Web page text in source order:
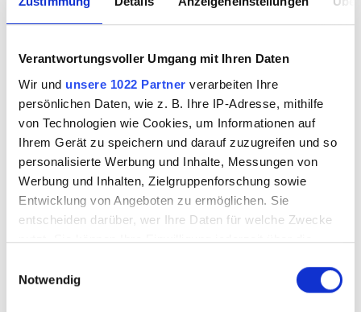
Verantwortungsvoller Umgang mit Ihren Daten
Wir und unsere 1022 Partner verarbeiten Ihre
persönlichen Daten, wie z. B. Ihre IP-Adresse, mithilfe
von Technologien wie Cookies, um Informationen auf
Ihrem Gerät zu speichern und darauf zuzugreifen und so
personalisierte Werbung und Inhalte, Messungen von
Werbung und Inhalten, Zielgruppenforschung sowie
Entwicklung von Angeboten zu ermöglichen. Sie
entscheiden darüber, wer Ihre Daten für welche Zwecke
nutzt. Sie können Ihre Einwilligung jederzeit über die
Trigger Symbol ändern oder widerrufen
Notwendig
Sale
Workshops & Know How
Besuch vereinbaren